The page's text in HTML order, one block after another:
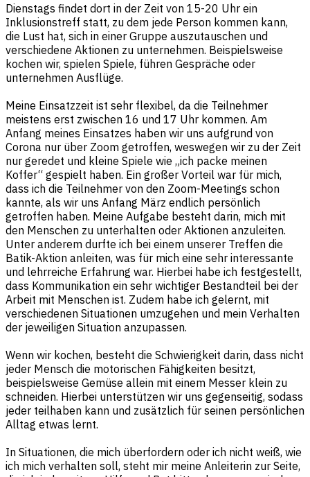
Dienstags findet dort in der Zeit von 15-20 Uhr ein
Inklusionstreff statt, zu dem jede Person kommen kann,
die Lust hat, sich in einer Gruppe auszutauschen und
verschiedene Aktionen zu unternehmen. Beispielsweise
kochen wir, spielen Spiele, führen Gespräche oder
unternehmen Ausflüge.
Meine Einsatzzeit ist sehr flexibel, da die Teilnehmer
meistens erst zwischen 16 und 17 Uhr kommen. Am
Anfang meines Einsatzes haben wir uns aufgrund von
Corona nur über Zoom getroffen, weswegen wir zu der Zeit
nur geredet und kleine Spiele wie „ich packe meinen
Koffer“ gespielt haben. Ein großer Vorteil war für mich,
dass ich die Teilnehmer von den Zoom-Meetings schon
kannte, als wir uns Anfang März endlich persönlich
getroffen haben. Meine Aufgabe besteht darin, mich mit
den Menschen zu unterhalten oder Aktionen anzuleiten.
Unter anderem durfte ich bei einem unserer Treffen die
Batik-Aktion anleiten, was für mich eine sehr interessante
und lehrreiche Erfahrung war. Hierbei habe ich festgestellt,
dass Kommunikation ein sehr wichtiger Bestandteil bei der
Arbeit mit Menschen ist. Zudem habe ich gelernt, mit
verschiedenen Situationen umzugehen und mein Verhalten
der jeweiligen Situation anzupassen.
Wenn wir kochen, besteht die Schwierigkeit darin, dass nicht
jeder Mensch die motorischen Fähigkeiten besitzt,
beispielsweise Gemüse allein mit einem Messer klein zu
schneiden. Hierbei unterstützen wir uns gegenseitig, sodass
jeder teilhaben kann und zusätzlich für seinen persönlichen
Alltag etwas lernt.
In Situationen, die mich überfordern oder ich nicht weiß, wie
ich mich verhalten soll, steht mir meine Anleiterin zur Seite,